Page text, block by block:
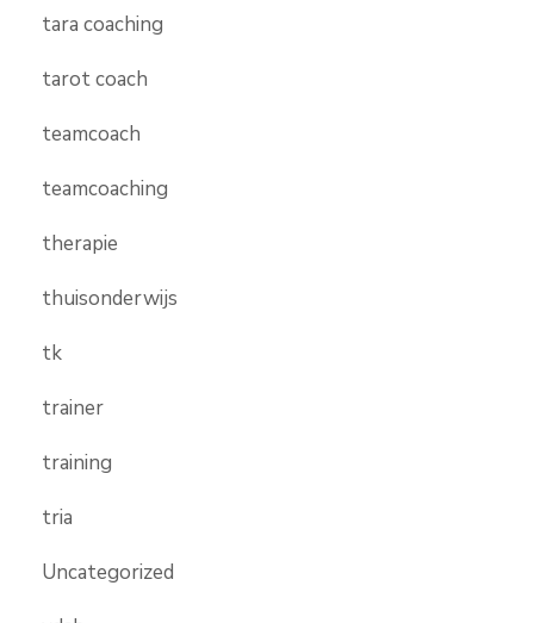
tara coaching
tarot coach
teamcoach
teamcoaching
therapie
thuisonderwijs
tk
trainer
training
tria
Uncategorized